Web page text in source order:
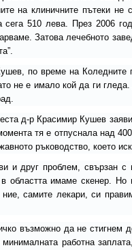
на клиничните пътеки не
510 лева. През 2006
Затова лечебното
по време на Коледните
не е имало кой да ги
д-р Красимир Кушев
тя е отпуснала над
ръководство, което
и друг проблем, свързан с
областта имаме скенер.
самите лекари, си
възможно да не стигнем
минималната работна